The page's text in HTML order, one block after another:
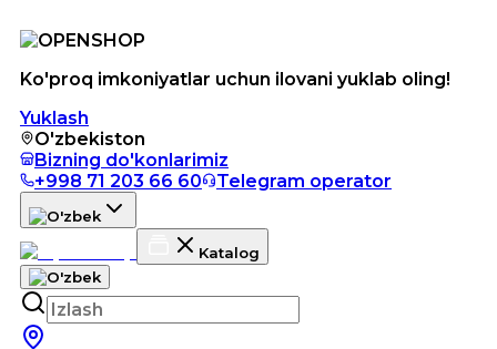
Ko'proq imkoniyatlar uchun ilovani yuklab oling!
Yuklash
O'zbekiston
Bizning do'konlarimiz
+998 71 203 66 60
Telegram operator
Katalog